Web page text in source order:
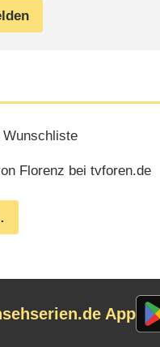
Wunschliste
Florenz bei tvforen.de
App